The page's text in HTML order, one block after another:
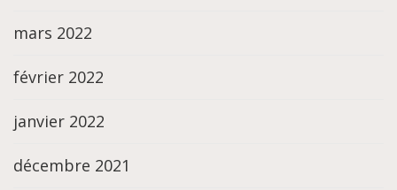
mars 2022
février 2022
janvier 2022
décembre 2021